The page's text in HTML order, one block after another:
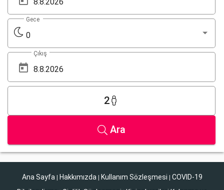
0
Gece
Çıkış
2
Ara
Ana Sayfa | Hakkımızda | Kullanım Sözleşmesi | COVID-19